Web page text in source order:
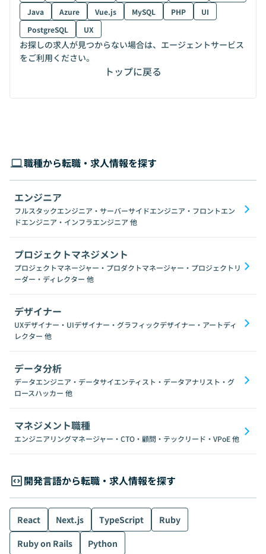
Java
Azure Vue.js MySQL PHP
UI
PostgreSQL
UX
お探しの求人が見つからない場合は、エージェントサービス
をご利用ください。
トップに戻る
職種から転職・求人情報を探す
エンジニア
フルスタックエンジニア・サーバーサイドエンジニア・フロントエン
ドエンジニア・インフラエンジニア 他
プロジェクトマネジメント
プロジェクトマネージャー・プロダクトマネージャー・プロジェクトリ
ーダー・ディレクター 他
デザイナー
UXデザイナー・UIデザイナー・グラフィックデザイナー・アートディ
レクター 他
データ分析
データエンジニア・データサイエンティスト・データアナリスト・グ
ロースハッカー 他
マネジメント職種
エンジニアリングマネージャー・CTO・顧問・テックリード・VPoE他
開発言語から転職・求人情報を探す
React Next.js TypeScript
Ruby
Ruby on Rails
Python